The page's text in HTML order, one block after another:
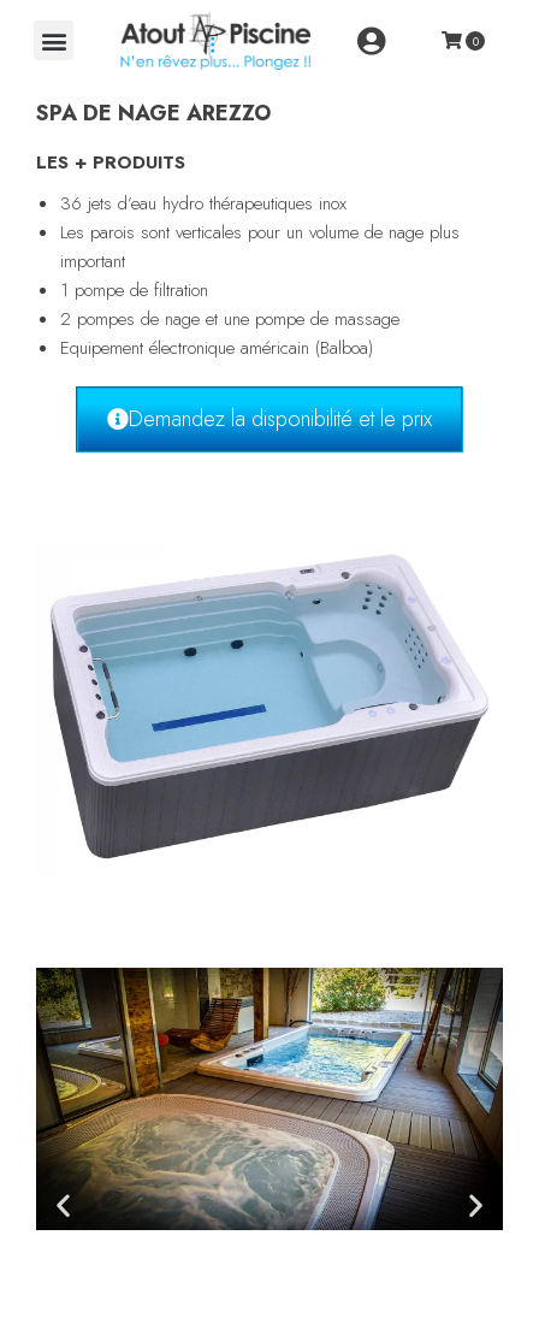
SPA DE NAGE AREZZO
LES + PRODUITS
36 jets d’eau hydro thérapeutiques inox
Les parois sont verticales pour un volume de nage plus
important
1 pompe de filtration
2 pompes de nage et une pompe de massage
Equipement électronique américain (Balboa)
Demandez la disponibilité et le prix